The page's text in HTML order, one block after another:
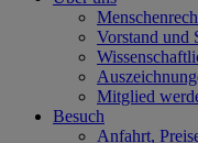
Vorstand und
Mitglied
Besuch
Anfahrt,